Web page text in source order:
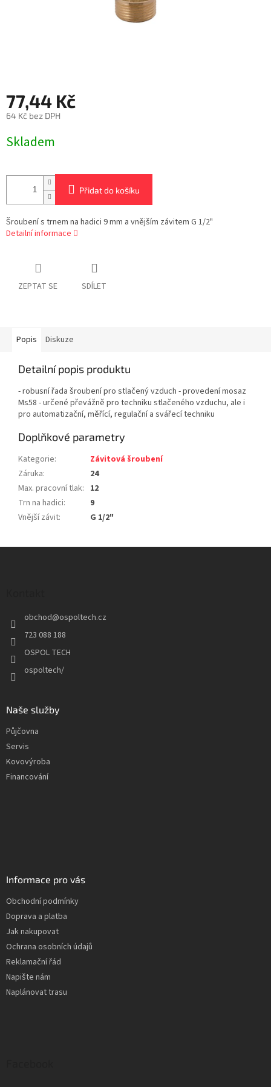
77,44 Kč
64 Kč bez DPH
cena:
Skladem
Přidat do košíku
Šroubení s trnem na hadici 9 mm a vnějším závitem G 1/2"
Detailní informace
ZEPTAT SE SDÍLET
Popis Diskuze
Detailní popis produktu
- robusní řada šroubení pro stlačený vzduch - provedení mosaz
Ms58 - určené převážně pro techniku stlačeného vzduchu, ale i
pro automatizační, měřící, regulační a svářecí techniku
Doplňkové parametry
Kategorie:
Závitová šroubení
Záruka:
24
Max. pracovní tlak: 12
Trn na hadici:
9
Vnější závit: G 1/2"
obchod@ospoltech.cz
723 088 188
OSPOL TECH
ospoltech/
Naše služby
Půjčovna
Servis
Kovovýroba
Financování
Informace pro vás
Obchodní podmínky
Doprava a platba
Jak nakupovat
Ochrana osobních údajů
Reklamační řád
Napište nám
Naplánovat trasu